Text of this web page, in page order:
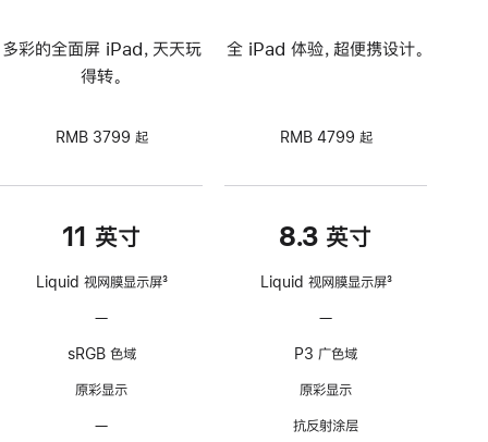
多彩的全面屏 iPad，天天玩
得转。
RMB 3799 起
11 英寸
Liquid 视网膜显示屏3
—
持
ProMotion
sRGB 色域
原彩显示
—
全 iPad 体验，超便携设计。
RMB 4799 起
8.3 英寸
Liquid 视网膜显示屏3
—
持
ProMotion
适
P3 广色域
原彩显示
抗反射涂层